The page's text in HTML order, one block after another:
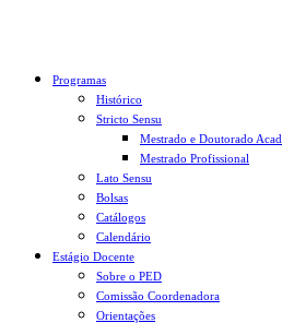
Programas
Histórico
Stricto Sensu
Mestrado e Doutorado
Mestrado Profissional
Lato Sensu
Bolsas
Catálogos
Calendário
Estágio Docente
Sobre o PED
Comissão Coordenadora
Orientações